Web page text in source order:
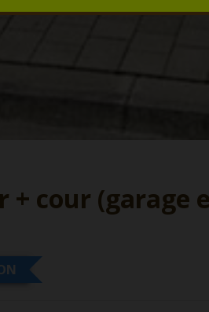
cour (garage